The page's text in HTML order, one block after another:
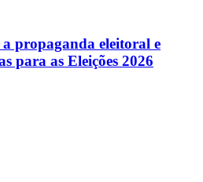
propaganda eleitoral e
para as Eleições 2026